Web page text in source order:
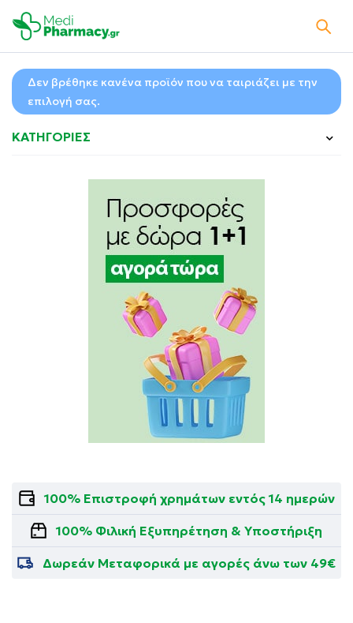
ΚΑΤΗΓΟΡΙΕΣ
Δεν βρέθηκε κανένα προϊόν που να ταιριάζει με την
επιλογή σας.
100% Επιστροφή χρημάτων εντός 14 ημερών
100% Φιλική Εξυπηρέτηση & Υποστήριξη
Δωρεάν Μεταφορικά με αγορές άνω των 49€